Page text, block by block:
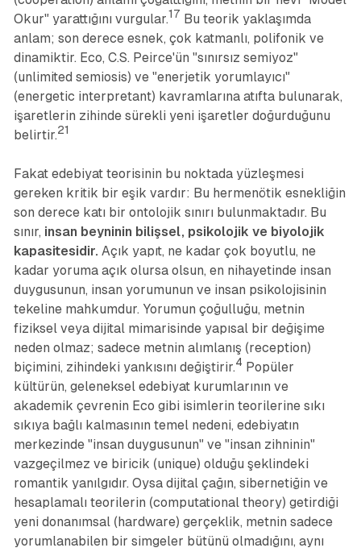
Okur" yarattığını vurgular.17 Bu teorik yaklaşımda
anlam; son derece esnek, çok katmanlı, polifonik ve
dinamiktir. Eco, C.S. Peirce'ün "sınırsız semiyoz"
(unlimited semiosis) ve "enerjetik yorumlayıcı"
(energetic interpretant) kavramlarına atıfta bulunarak,
işaretlerin zihinde sürekli yeni işaretler doğurduğunu
belirtir.21
Fakat edebiyat teorisinin bu noktada yüzleşmesi
gereken kritik bir eşik vardır: Bu hermenötik esnekliğin
son derece katı bir ontolojik sınırı bulunmaktadır. Bu
sınır, insan beyninin bilişsel, psikolojik ve biyolojik
kapasitesidir. Açık yapıt, ne kadar çok boyutlu, ne
kadar yoruma açık olursa olsun, en nihayetinde insan
duygusunun, insan yorumunun ve insan psikolojisinin
tekeline mahkumdur. Yorumun çoğulluğu, metnin
fiziksel veya dijital mimarisinde yapısal bir değişime
neden olmaz; sadece metnin alımlanış (reception)
biçimini, zihindeki yankısını değiştirir.4 Popüler
kültürün, geleneksel edebiyat kurumlarının ve
akademik çevrenin Eco gibi isimlerin teorilerine sıkı
sıkıya bağlı kalmasının temel nedeni, edebiyatın
merkezinde "insan duygusunun" ve "insan zihninin"
vazgeçilmez ve biricik (unique) olduğu şeklindeki
romantik yanılgıdır. Oysa dijital çağın, sibernetiğin ve
hesaplamalı teorilerin (computational theory) getirdiği
yeni donanımsal (hardware) gerçeklik, metnin sadece
yorumlanabilen bir simgeler bütünü olmadığını, aynı